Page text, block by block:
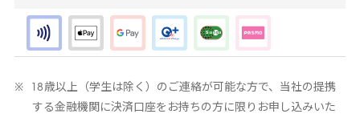
18 歳以上（学生は除く）のご連絡が可能な方で、当社の提携
する金融機関に決済口座をお持ちの方に限りお申し込みいた